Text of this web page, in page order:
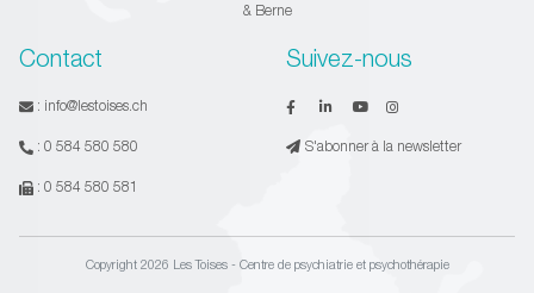
& Berne
Contact
: info@lestoises.ch
: 0 584 580 580
: 0 584 580 581
Suivez-nous
S'abonner à la newsletter
Copyright 2026 Les Toises - Centre de psychiatrie et psychothérapie